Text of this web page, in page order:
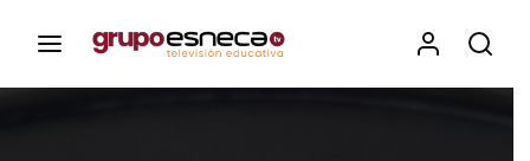
Esneca TV
Iniciar Sesión